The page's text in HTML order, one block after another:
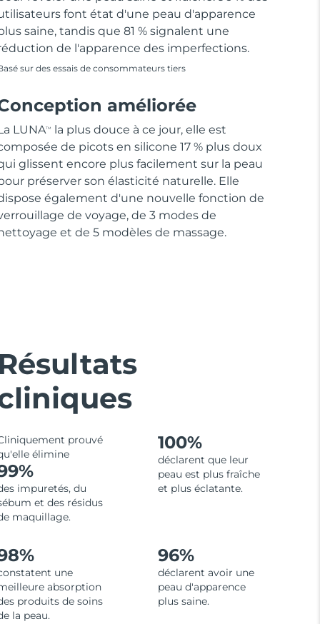
font état d'une peau d'apparence
saine, tandis que 81 % signalent une
de l'apparence des imperfections.
sur des essais de consommateurs tiers
améliorée
LUNATM
la plus douce à ce jour, elle est
de picots en silicone 17 % plus doux
glissent encore plus facilement sur la peau
préserver son élasticité naturelle. Elle
également d'une nouvelle fonction de
de voyage, de 3 modes de
et de 5 modèles de massage.
prouvé
élimine
impuretés, du
et des résidus
maquillage.
100%
déclarent que leur
peau est plus fraîche
et plus éclatante.
une
absorption
produits de soins
la peau.
96%
déclarent avoir une
peau d'apparence
plus saine.